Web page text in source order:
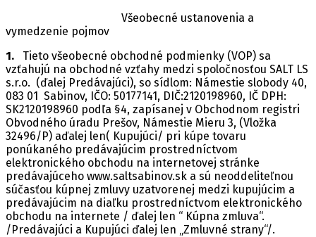
Všeobecné ustanovenia a
vymedzenie pojmov
1. Tieto všeobecné obchodné podmienky (VOP) sa
vzťahujú na obchodné vzťahy medzi spoločnosťou SALT LS
s.r.o. (ďalej Predávajúci), so sídlom: Námestie slobody 40,
083 01 Sabinov, IČO: 50177141, DIČ:2120198960, IČ DPH:
SK2120198960 podľa §4, zapísanej v Obchodnom registri
Obvodného úradu Prešov, Námestie Mieru 3, (Vložka
32496/P) aďalej len( Kupujúci/ pri kúpe tovaru
ponúkaného predávajúcim prostredníctvom
elektronického obchodu na internetovej stránke
predávajúceho www.saltsabinov.sk a sú neoddeliteľnou
súčasťou kúpnej zmluvy uzatvorenej medzi kupujúcim a
predávajúcim na diaľku prostredníctvom elektronického
obchodu na internete / ďalej len “ Kúpna zmluva“.
/Predávajúci a Kupujúci ďalej len „Zmluvné strany“/.